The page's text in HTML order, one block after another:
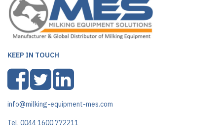
KEEP IN TOUCH
info@milking-equipment-mes.com
Tel. 0044 1600 772211